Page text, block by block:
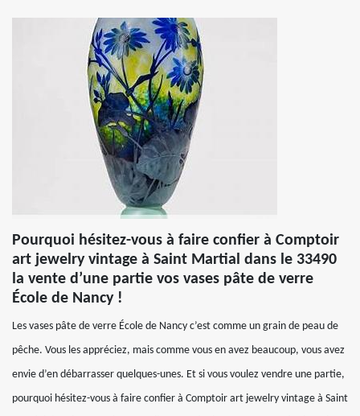
Pourquoi hésitez-vous à faire confier à Comptoir
art jewelry vintage à Saint Martial dans le 33490
la vente d’une partie vos vases pâte de verre
École de Nancy !
Les vases pâte de verre École de Nancy c’est comme un grain de peau de
pêche. Vous les appréciez, mais comme vous en avez beaucoup, vous avez
envie d’en débarrasser quelques-unes. Et si vous voulez vendre une partie,
pourquoi hésitez-vous à faire confier à Comptoir art jewelry vintage à Saint